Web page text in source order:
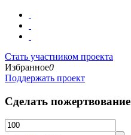
Стать участником проекта
Избранное0
Поддержать проект
Сделать пожертвование